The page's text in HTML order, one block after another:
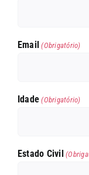
Email (Obrigatório)
Idade (Obrigatório)
Estado Civil